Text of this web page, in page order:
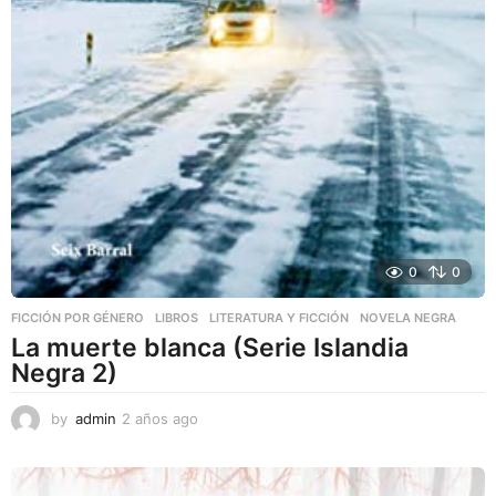
0 0
FICCIÓN POR GÉNERO ,LIBROS ,LITERATURA Y FICCIÓN NOVELA NEGRA
La muerte blanca (Serie Islandia
Negra 2)
by admin 2 años ago
o